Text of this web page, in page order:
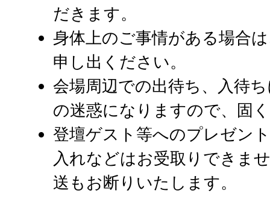
だきます。
身体上のご事情がある場合
申し出ください。
会場周辺での出待ち、入待
の迷惑になりますので、固
登壇ゲスト等へのプレゼン
入れなどはお受取りできま
送もお断りいたします。